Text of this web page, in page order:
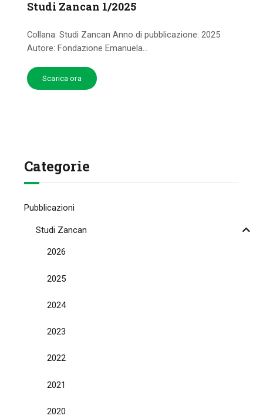
Studi Zancan 1/2025
Collana: Studi Zancan Anno di pubblicazione: 2025
Autore: Fondazione Emanuela...
Scarica ora
Categorie
Pubblicazioni
Studi Zancan
2026
2025
2024
2023
2022
2021
2020